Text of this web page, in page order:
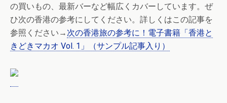
の買いもの、最新バーなど幅広くカバーしています。ぜ
ひ次の香港の参考にしてください。詳しくはこの記事を
参照ください→ 次の香港旅の参考に！電子書籍「香港と
きどきマカオ Vol. 1」（サンプル記事入り）